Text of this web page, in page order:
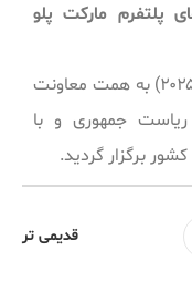
پلتفرم مارکت پلو
نمایشگاه ملی فناوری و نوآوری (فن‌نما ۲۰۲۵) به همت معاونت
ریاست جمهوری و با
برگزار گردید.
قدیمی تر